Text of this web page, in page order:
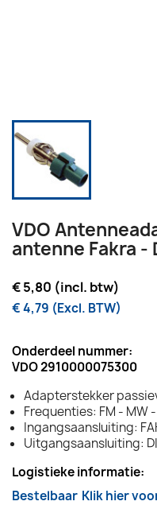
VDO
antenne Fakra -
€ 5,80 (incl. btw)
€ 4,79 (Excl. BTW)
Onderdeel nummer:
VDO 2910000075300
Adapterstekker
Frequenties: FM - MW
Ingangsaansluiting:
Uitgangsaansluiting:
Logistieke informatie:
Bestelbaar Klik hier